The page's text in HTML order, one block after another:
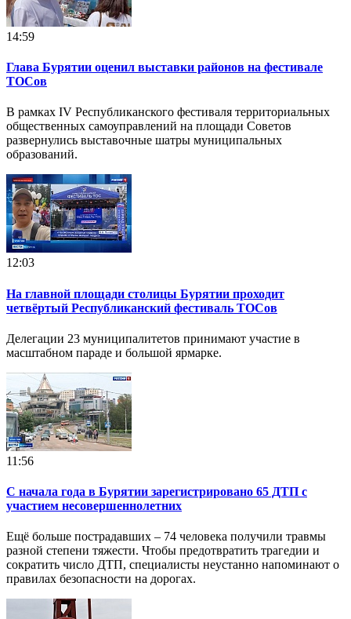
14:59
Глава Бурятии оценил выставки районов на фестивале
ТОСов
В рамках IV Республиканского фестиваля территориальных
общественных самоуправлений на площади Советов
развернулись выставочные шатры муниципальных
образований.
12:03
На главной площади столицы Бурятии проходит
четвёртый Республиканский фестиваль ТОСов
Делегации 23 муниципалитетов принимают участие в
масштабном параде и большой ярмарке.
11:56
С начала года в Бурятии зарегистрировано 65 ДТП с
участием несовершеннолетних
Ещё больше пострадавших – 74 человека получили травмы
разной степени тяжести. Чтобы предотвратить трагедии и
сократить число ДТП, специалисты неустанно напоминают о
правилах безопасности на дорогах.